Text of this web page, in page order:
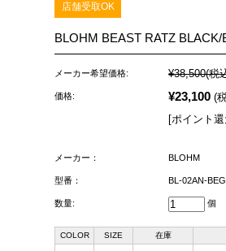
店舗受取OK
BLOHM BEAST RATZ BLACK/
メーカー希望価格: ¥38,500(税
価格: ¥23,100 (
[ポイント
メーカー： BLOHM
型番： BL-02AN-BEG
数量: 個
COLOR SIZE 在庫